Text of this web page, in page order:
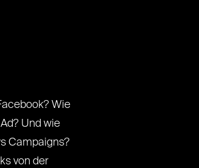
Wie
Und wie
Campaigns?
von der